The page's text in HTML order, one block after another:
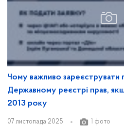
Чому важливо зареєструвати
Державному реєстрі прав,
2013 року
07 листопада 2025 1 фото